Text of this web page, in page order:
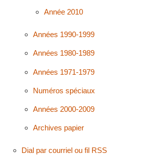
Année 2010
Années 1990-1999
Années 1980-1989
Années 1971-1979
Numéros spéciaux
Années 2000-2009
Archives papier
Dial par courriel ou fil RSS